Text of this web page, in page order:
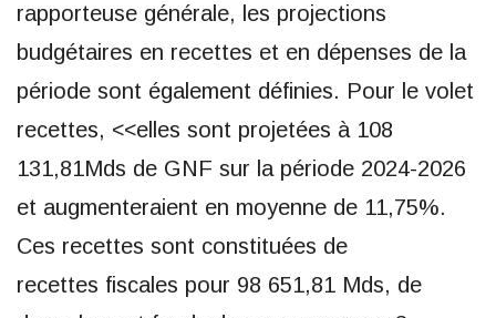
rapporteuse générale, les projections
budgétaires en recettes et en dépenses de la
période sont également définies. Pour le volet
recettes, <<elles sont projetées à 108
131,81Mds de GNF sur la période 2024-2026
et augmenteraient en moyenne de 11,75%.
Ces recettes sont constituées de
recettes fiscales pour 98 651,81 Mds, de